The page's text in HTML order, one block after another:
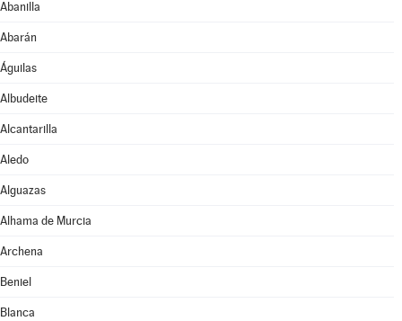
Abanilla
Abarán
Águilas
Albudeite
Alcantarilla
Aledo
Alguazas
Alhama de Murcia
Archena
Beniel
Blanca